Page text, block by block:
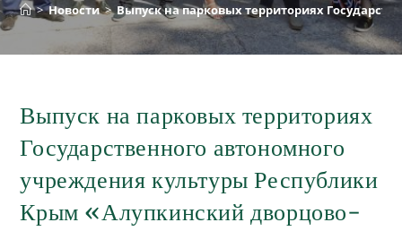
> Новости > Выпуск на парковых территориях
Выпуск на парковых территориях
Государственного автономного
учреждения культуры Республики
Крым «Алупкинский дворцово-